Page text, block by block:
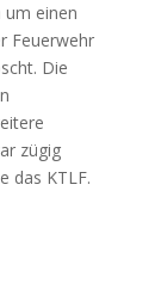
um einen
Feuerwehr
Die
zügig
das KTLF.